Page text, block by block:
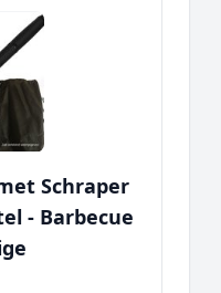
Schraper
- Barbecue